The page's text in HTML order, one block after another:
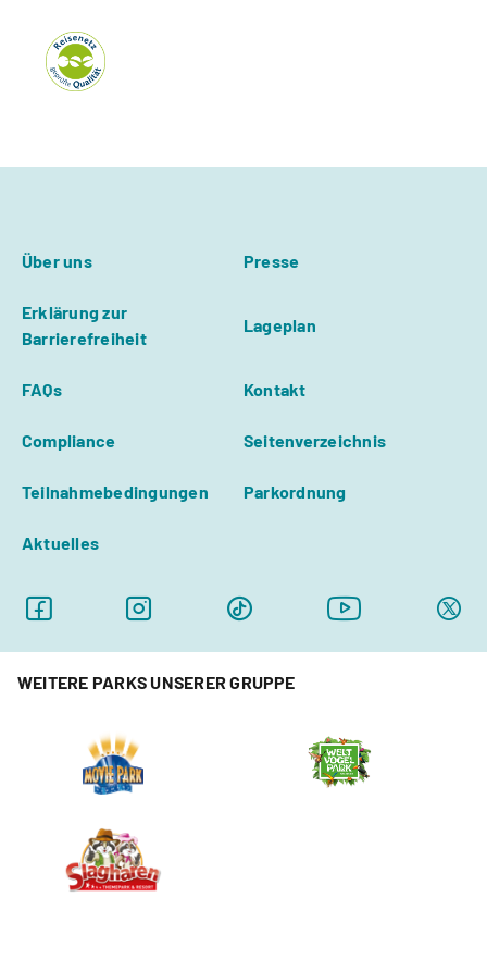
Über uns Presse
Erklärung zur
Barrierefreiheit
Lageplan
FAQs Kontakt
Compliance Seitenverzeichnis
Teilnahmebedingungen Parkordnung
Aktuelles
WEITERE PARKS UNSERER GRUPPE